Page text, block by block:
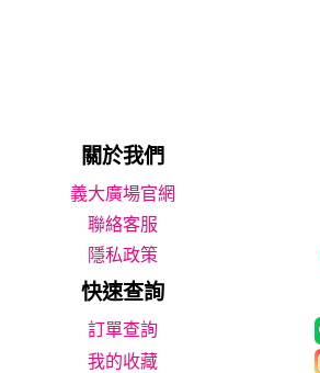
關於我們
義大廣場官網
聯絡客服
隱私政策
快速查詢
我的收藏